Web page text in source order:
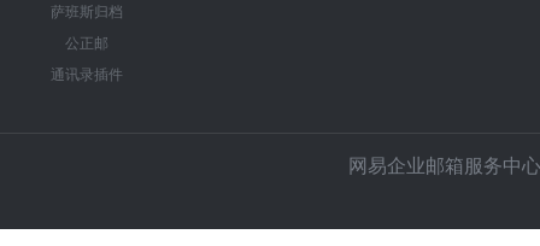
萨班斯归档
公正邮
通讯录插件
网易企业邮箱服务